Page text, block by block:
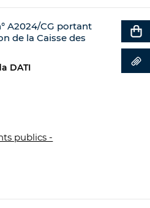
A2024/CG portant
de la Caisse des
DATI
publics -